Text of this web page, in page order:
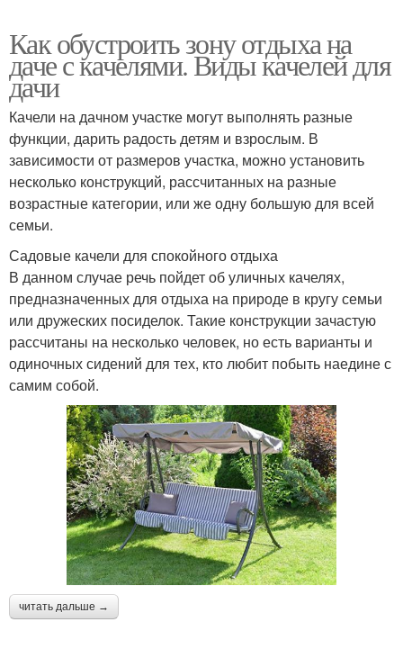
Как обустроить зону отдыха на
даче с качелями. Виды качелей для
дачи
Качели на дачном участке могут выполнять разные
функции, дарить радость детям и взрослым. В
зависимости от размеров участка, можно установить
несколько конструкций, рассчитанных на разные
возрастные категории, или же одну большую для всей
семьи.
Садовые качели для спокойного отдыха
В данном случае речь пойдет об уличных качелях,
предназначенных для отдыха на природе в кругу семьи
или дружеских посиделок. Такие конструкции зачастую
рассчитаны на несколько человек, но есть варианты и
одиночных сидений для тех, кто любит побыть наедине с
самим собой.
читать дальше →